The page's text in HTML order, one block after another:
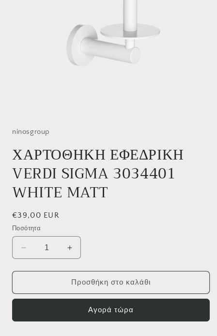
στο
βοηθητικό
ninosgroup
ΧΑΡΤΟΘΗΚΗ ΕΦΕΔΡΙΚΗ
VERDI SIGMA 3034401
WHITE MATT
Κανονική
τιμή
€39,00 EUR
Ποσότητα
Μείωση
ποσότητας
για
ΧΑΡΤΟΘΗΚΗ
ΕΦΕΔΡΙΚΗ
3034401
Αύξηση
ποσότητας
για
ΧΑΡΤΟΘΗΚΗ
ΕΦΕΔΡΙΚΗ
SIGMA
3034401
Προσθήκη στο καλάθι
Αγορά τώρα